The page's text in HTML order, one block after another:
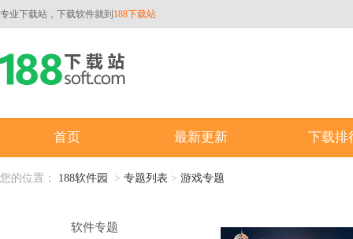
专业下载站，下载软件就到 188下载站
首页 最新更新 下载排
您的位置： 188软件园 > 专题列表 > 游戏专题
软件专题